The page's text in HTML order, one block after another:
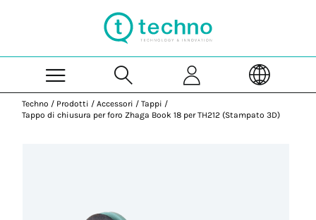
Techno / Prodotti / Accessori / Tappi /
Tappo di chiusura per foro Zhaga Book 18 per TH212 (Stampato 3D)